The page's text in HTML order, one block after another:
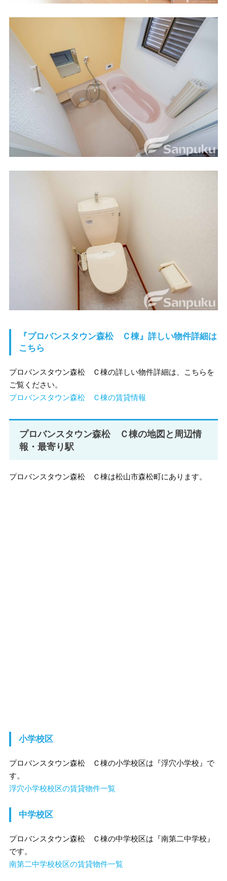
『プロバンスタウン森松 Ｃ棟』詳しい物件詳細は
こちら
プロバンスタウン森松 Ｃ棟の詳しい物件詳細は、こちらを
ご覧ください。
プロバンスタウン森松 Ｃ棟の賃貸情報
プロバンスタウン森松 Ｃ棟の地図と周辺情
報・最寄り駅
プロバンスタウン森松 Ｃ棟は松山市森松町にあります。
小学校区
プロバンスタウン森松 Ｃ棟の小学校区は『浮穴小学校』で
す。
浮穴小学校校区の賃貸物件一覧
中学校区
プロバンスタウン森松 Ｃ棟の中学校区は『南第二中学校』
です。
南第二中学校校区の賃貸物件一覧